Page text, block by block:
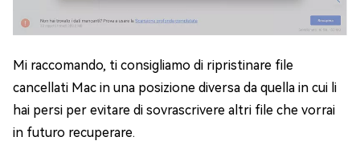
Mi raccomando, ti consigliamo di ripristinare file
cancellati Mac in una posizione diversa da quella in cui li
hai persi per evitare di sovrascrivere altri file che vorrai
in futuro recuperare.